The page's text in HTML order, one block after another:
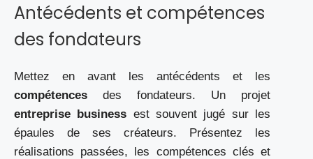
Antécédents et compétences
des fondateurs
Mettez en avant les antécédents et les
compétences des fondateurs. Un projet
entreprise business est souvent jugé sur les
épaules de ses créateurs. Présentez les
réalisations passées, les compétences clés et